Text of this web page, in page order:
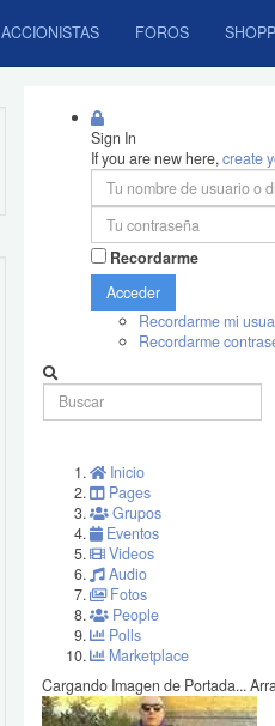
ACCIONISTAS FOROS
Sign In
If you are new here,create
Recordarme
Acceder
Recordarme mi
Recordarme
Inicio
Pages
Grupos
Eventos
Videos
Audio
Fotos
People
Polls
Marketplace
Cargando Imagen de Portada...